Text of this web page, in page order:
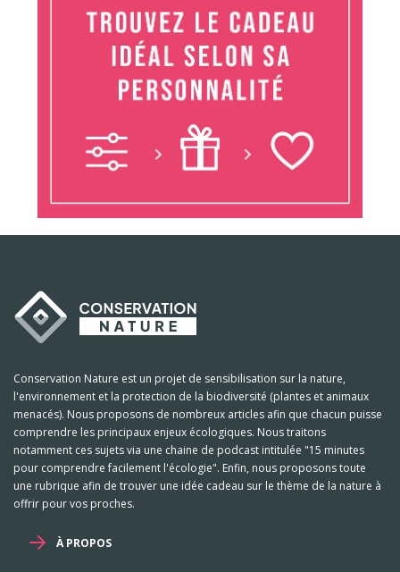
Conservation Nature est un projet de sensibilisation sur la nature,
l'environnement et la protection de la biodiversité (plantes et animaux
menacés). Nous proposons de nombreux articles afin que chacun puisse
comprendre les principaux enjeux écologiques. Nous traitons
notamment ces sujets via une chaine de podcast intitulée "15 minutes
pour comprendre facilement l'écologie". Enfin, nous proposons toute
une rubrique afin de trouver une idée cadeau sur le thème de la nature à
offrir pour vos proches.
À PROPOS